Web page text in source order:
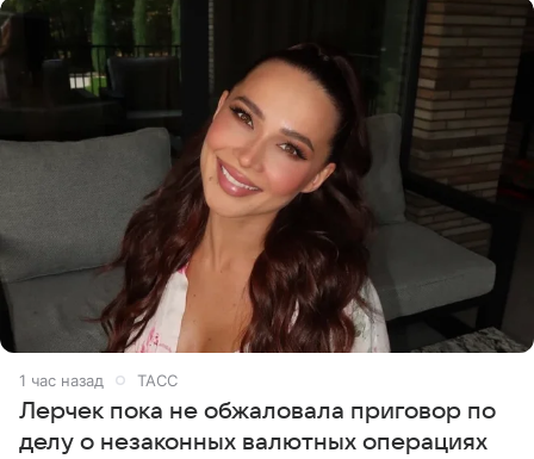
1 час назад ТАСС
Лерчек пока не обжаловала приговор по
делу о незаконных валютных операциях